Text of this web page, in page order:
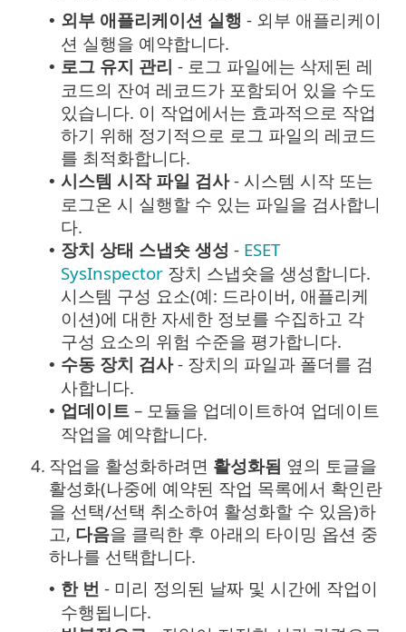
• 외부 애플리케이션 실행 - 외부 애플리케이
션 실행을 예약합니다.
• 로그 유지 관리 - 로그 파일에는 삭제된 레
코드의 잔여 레코드가 포함되어 있을 수도
있습니다. 이 작업에서는 효과적으로 작업
하기 위해 정기적으로 로그 파일의 레코드
를 최적화합니다.
• 시스템 시작 파일 검사- 시스템 시작 또는
로그온 시 실행할 수 있는 파일을 검사합니
다.
• 장치 상태 스냅숏 생성 - ESET
SysInspector 장치 스냅숏을 생성합니다.
시스템 구성 요소(예: 드라이버, 애플리케
이션)에 대한 자세한 정보를 수집하고 각
구성 요소의 위험 수준을 평가합니다.
• 수동 장치 검사- 장치의 파일과 폴더를 검
사합니다.
• 업데이트 – 모듈을 업데이트하여 업데이트
작업을 예약합니다.
4. 작업을 활성화하려면 활성화됨 옆의 토글을
활성화(나중에 예약된 작업 목록에서 확인란
을 선택/선택 취소하여 활성화할 수 있음)하
고, 다음을 클릭한 후 아래의 타이밍 옵션 중
하나를 선택합니다.
• 한 번 - 미리 정의된 날짜 및 시간에 작업이
수행됩니다.